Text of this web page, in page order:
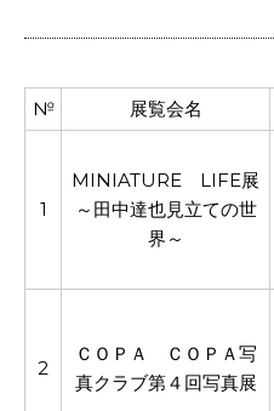
№ 展覧会名
1
MINIATURE LIFE展
～田中達也見立ての世
界～
2
ＣＯＰＡ ＣＯＰＡ写
真クラブ第４回写真展